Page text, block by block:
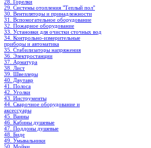
28. Горелки
29. Системы отопления "Теплый пол"
30. Вентиляторы и принадлежности
31. Вспомогательное оборудование
32. Пожарное оборудование
33. Установки для очистки сточных вод
34. Контрольно-измерительные
приборы и автоматика
35. Стабилизаторы напряжения
36. Электростанции
37. Арматура
38. Лист
39. Швеллеры
40. Двутавр
41. Полоса
42. Уголки
43. Инструменты
44. Сварочное оборудование и
аксессуары
45. Ванны
46. Кабины душевые
47. Поддоны душевые
48. Биде
49. Умывальники
50. Мойки